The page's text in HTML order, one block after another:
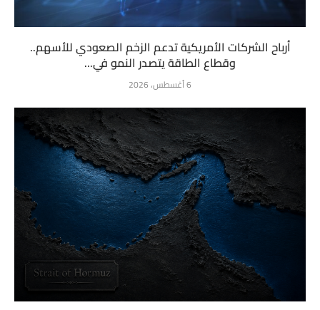
أرباح الشركات الأمريكية تدعم الزخم الصعودي للأسهم..
وقطاع الطاقة يتصدر النمو في...
6 أغسطس، 2026